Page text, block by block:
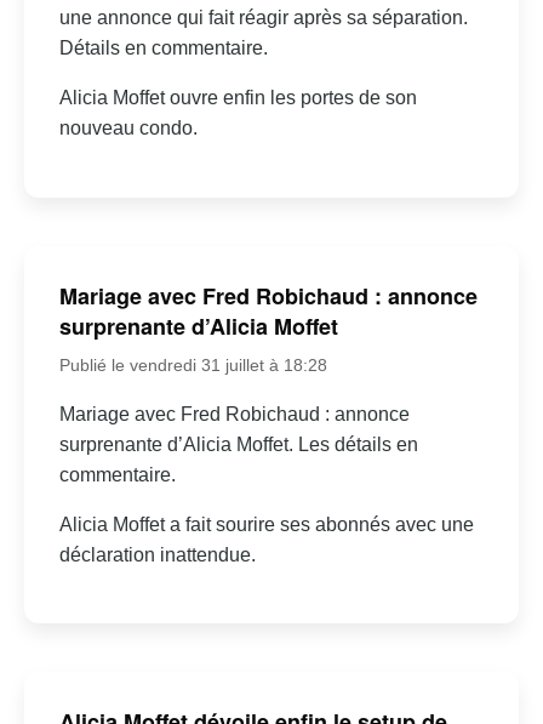
une annonce qui fait réagir après sa séparation.
Détails en commentaire.
Alicia Moffet ouvre enfin les portes de son
nouveau condo.
Mariage avec Fred Robichaud : annonce
surprenante d’Alicia Moffet
Publié le vendredi 31 juillet à 18:28
Mariage avec Fred Robichaud : annonce
surprenante d’Alicia Moffet. Les détails en
commentaire.
Alicia Moffet a fait sourire ses abonnés avec une
déclaration inattendue.